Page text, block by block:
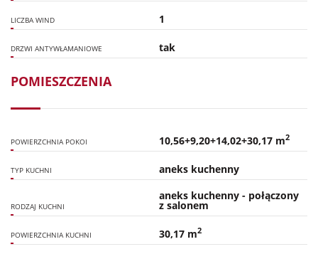
LICZBA WIND 1
DRZWI ANTYWŁAMANIOWE tak
POMIESZCZENIA
POWIERZCHNIA POKOI 10,56+9,20+14,02+30,17 m2
TYP KUCHNI aneks kuchenny
RODZAJ KUCHNI
aneks kuchenny - połączony
z salonem
POWIERZCHNIA KUCHNI 30,17 m2